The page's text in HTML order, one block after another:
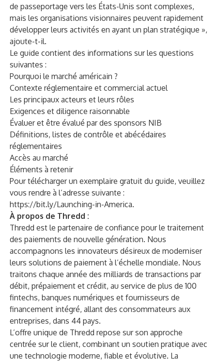
de passeportage vers les États-Unis sont complexes,
mais les organisations visionnaires peuvent rapidement
développer leurs activités en ayant un plan stratégique »,
ajoute-t-il.
Le guide contient des informations sur les questions
suivantes :
Pourquoi le marché américain ?
Contexte réglementaire et commercial actuel
Les principaux acteurs et leurs rôles
Exigences et diligence raisonnable
Évaluer et être évalué par des sponsors NIB
Définitions, listes de contrôle et abécédaires
réglementaires
Accès au marché
Éléments à retenir
Pour télécharger un exemplaire gratuit du guide, veuillez
vous rendre à l’adresse suivante :
https://bit.ly/Launching-in-America.
À propos de Thredd :
Thredd est le partenaire de confiance pour le traitement
des paiements de nouvelle génération. Nous
accompagnons les innovateurs désireux de moderniser
leurs solutions de paiement à l’échelle mondiale. Nous
traitons chaque année des milliards de transactions par
débit, prépaiement et crédit, au service de plus de 100
fintechs, banques numériques et fournisseurs de
financement intégré, allant des consommateurs aux
entreprises, dans 44 pays.
L’offre unique de Thredd repose sur son approche
centrée sur le client, combinant un soutien pratique avec
une technologie moderne, fiable et évolutive. La